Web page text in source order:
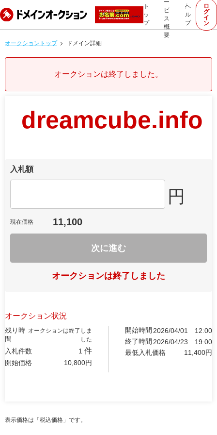
ト
ッ
プ
ー
ビ
ス
概
要
ヘ
ル
プ
ロ
グ
イ
ン
オークショントップ ドメイン詳細
オークションは終了しました。
dreamcube.info
入札額
円
現在価格 11,100
次に進む
オークションは終了しました
オークション状況
残り時
間
オークションは終了しま
した
入札件数 1 件
開始価格 10,800円
開始時間 2026/04/01
12:00
終了時間 2026/04/23
19:00
最低入札価格
11,400円
表示価格は「税込価格」です。